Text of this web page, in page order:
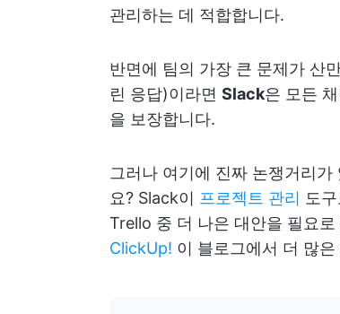
관리하는 데 적합합니다.
반면에 팀의 가장 큰 문제가 산
린 응답)이라면 Slack은 모든
을 보장합니다.
그러나 여기에 진짜 논쟁거리
요? Slack이 프로젝트 관리 도
Trello 중 더 나은 대안을 필요
ClickUp! 이 블로그에서 더 많